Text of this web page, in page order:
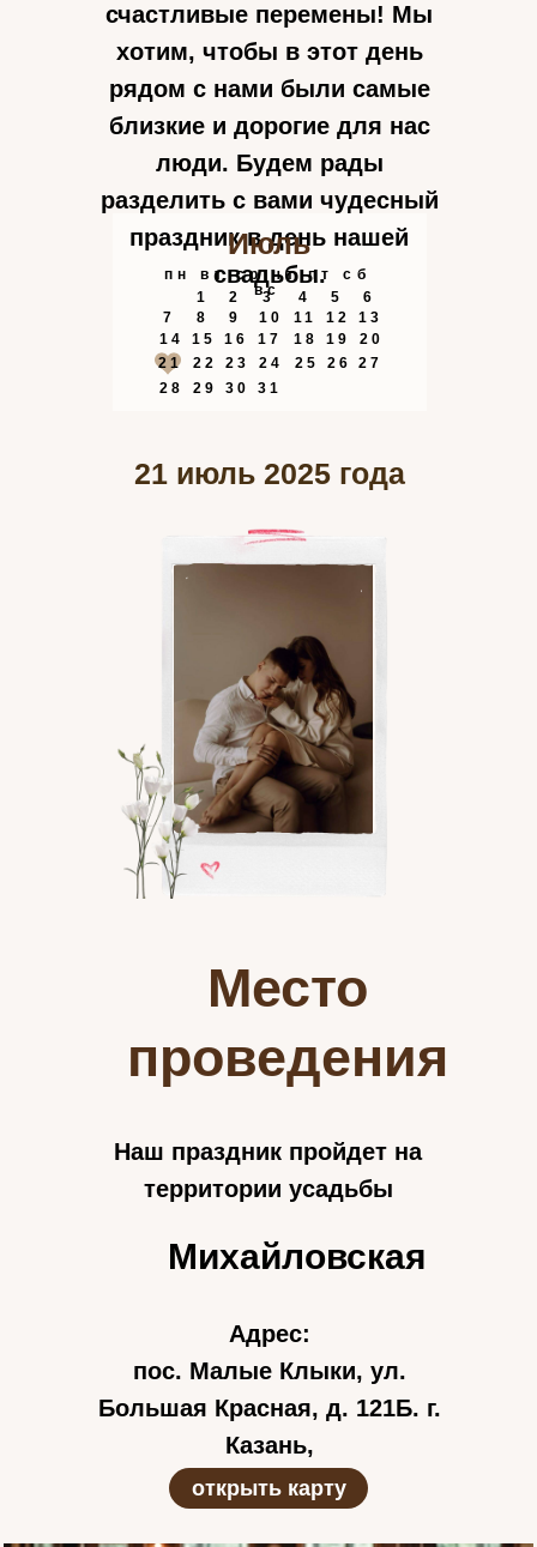
счастливые перемены! Мы
хотим, чтобы в этот день
рядом с нами были самые
близкие и дорогие для нас
люди. Будем рады
разделить с вами чудесный
праздник в день нашей
свадьбы.
21 июль 2025 года
30 31
28 29
23 24 25 26 27
22
16 17 18 19 20
13
14
15
2 4 5
6
7
8 9 10 11 12
1
пн вт ср чт пт сб
вс
Июль
3
21
Место
проведения
Наш праздник пройдет на
территории усадьбы
Адрес:
пос. Малые Клыки, ул.
Большая Красная, д. 121Б. г.
Казань,
Михайловская
открыть карту